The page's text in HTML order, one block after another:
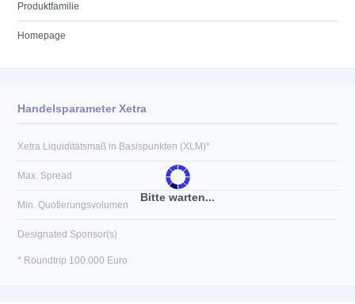
Produktfamilie
Homepage
Bitte warten...
Handelsparameter Xetra
Xetra Liquiditätsmaß in Basispunkten (XLM)*
Max. Spread
Min. Quotierungsvolumen
Designated Sponsor(s)
* Roundtrip 100.000 Euro